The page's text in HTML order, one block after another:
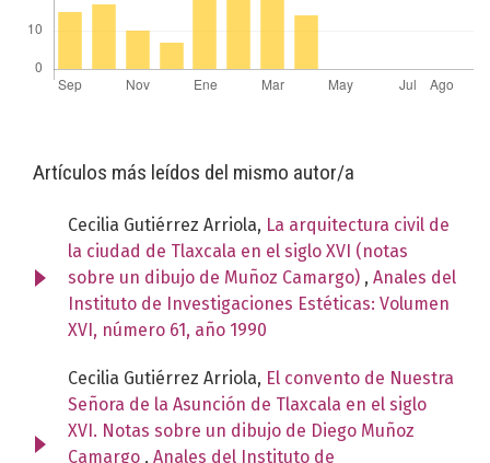
Artículos más leídos del mismo autor/a
Cecilia Gutiérrez Arriola, La arquitectura civil de
la ciudad de Tlaxcala en el siglo XVI (notas
sobre un dibujo de Muñoz Camargo) , Anales del
Instituto de Investigaciones Estéticas: Volumen
XVI, número 61, año 1990
Cecilia Gutiérrez Arriola, El convento de Nuestra
Señora de la Asunción de Tlaxcala en el siglo
XVI. Notas sobre un dibujo de Diego Muñoz
Camargo , Anales del Instituto de